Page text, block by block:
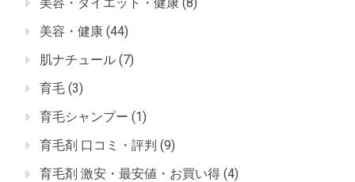
美容・健康 (44)
肌ナチュール (7)
育毛 (3)
育毛シャンプー (1)
育毛剤 口コミ・評判 (9)
育毛剤 激安・最安値・お買い得 (4)